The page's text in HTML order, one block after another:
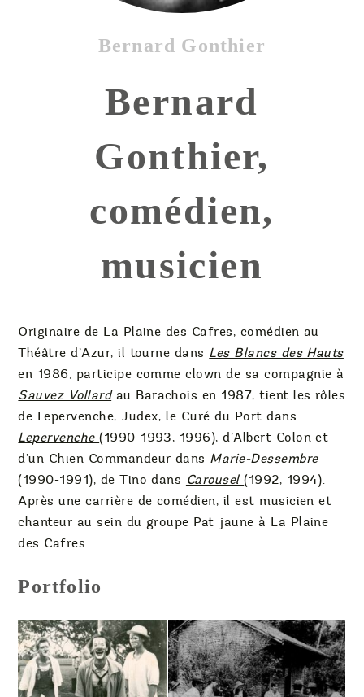
Bernard Gonthier
Bernard
Gonthier,
comédien,
musicien
Originaire de La Plaine des Cafres, comédien au
Théâtre d’Azur, il tourne dans Les Blancs des Hauts
en 1986, participe comme clown de sa compagnie à
Sauvez Vollardau Barachois en 1987, tient les rôles
de Lepervenche, Judex, le Curé du Port dans
Lepervenche(1990-1993, 1996), d’Albert Colon et
d’un Chien Commandeur dans Marie-Dessembre
(1990-1991), de Tino dans Carousel(1992, 1994).
Après une carrière de comédien, il est musicien et
chanteur au sein du groupe Pat jaune à La Plaine
des Cafres.
Portfolio